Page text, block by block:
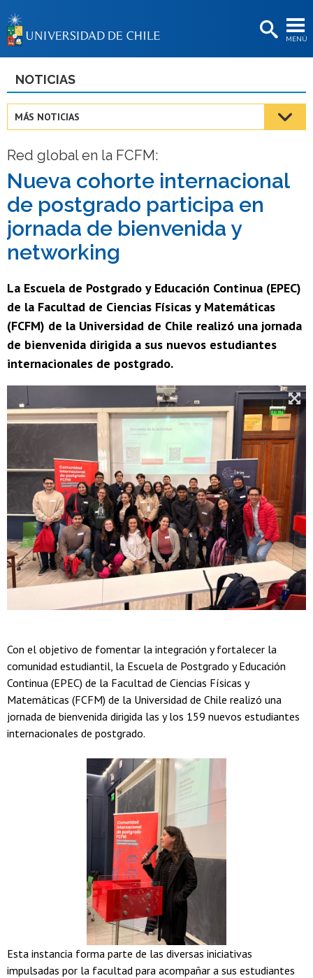
MENÚ
BIBLIOTECAS
Estudiantes
Académicas/os
Funcionarias/os
Egresadas/os
NOTICIAS
MÁS NOTICIAS
Red global en la FCFM:
Nueva cohorte internacional
de postgrado participa en
jornada de bienvenida y
networking
La Escuela de Postgrado y Educación Continua (EPEC)
de la Facultad de Ciencias Físicas y Matemáticas
(FCFM) de la Universidad de Chile realizó una jornada
de bienvenida dirigida a sus nuevos estudiantes
internacionales de postgrado.
Con el objetivo de fomentar la integración y fortalecer la
comunidad estudiantil, la Escuela de Postgrado y Educación
Continua (EPEC) de la Facultad de Ciencias Físicas y
Matemáticas (FCFM) de la Universidad de Chile realizó una
jornada de bienvenida dirigida las y los 159 nuevos estudiantes
internacionales de postgrado.
Esta instancia forma parte de las diversas iniciativas
impulsadas por la facultad para acompañar a sus estudiantes